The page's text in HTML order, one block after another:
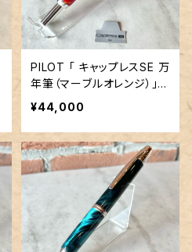
PILOT 「 キャップレスSE 万
年筆（マーブルオレンジ）」／
字幅F／18金ペン先
¥44,000